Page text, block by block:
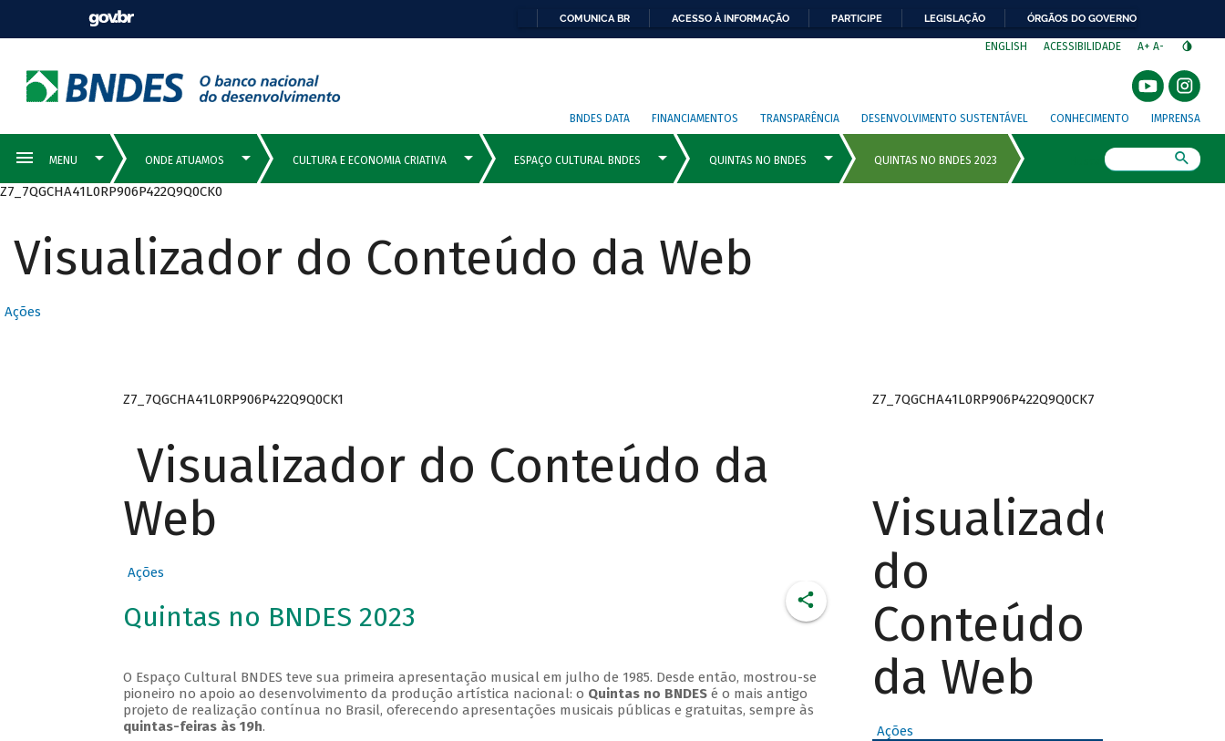
COMUNICA BR ACESSO À INFORMAÇÃO PARTICIPE LEGISLAÇÃO ÓRGÃOS DO GOVERNO
ENGLISH ACESSIBILIDADE A+ A-
BNDES DATA FINANCIAMENTOS TRANSPARÊNCIA DESENVOLVIMENTO SUSTENTÁVEL CONHECIMENTO IMPRENSA
Z7_7QGCHA41L0RP906P422Q9Q0CK0
Visualizador do Conteúdo da Web
Ações
Z7_7QGCHA41L0RP906P422Q9Q0CK1
Visualizador do Conteúdo da
Web
Ações
Quintas no BNDES 2023
O Espaço Cultural BNDES teve sua primeira apresentação musical em julho de 1985. Desde então, mostrou-se
pioneiro no apoio ao desenvolvimento da produção artística nacional: o Quintas no BNDESé o mais antigo
projeto de realização contínua no Brasil, oferecendo apresentações musicais públicas e gratuitas, sempre às
quintas-feiras às 19h.
Z7_7QGCHA41L0RP906P422Q9Q0CK7
Visualizador
do
Conteúdo
da Web
Ações